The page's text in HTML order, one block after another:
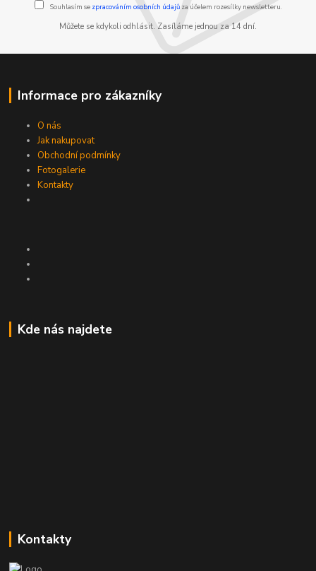
Souhlasím se zpracováním osobních údajůza účelem rozesílky newsletteru.
Můžete se kdykoli odhlásit. Zasíláme jednou za 14 dní.
Informace pro zákazníky
O nás
Jak nakupovat
Obchodní podmínky
Fotogalerie
Kontakty
Kde nás najdete
Kontakty